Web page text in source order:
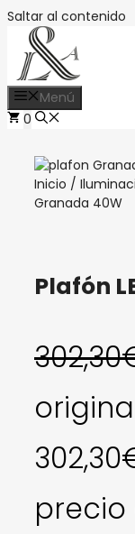
Saltar al contenido
Menú
0
Inicio /
Granada 40W
Plafón
302,30
precio